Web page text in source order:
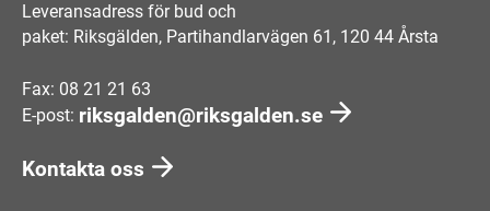
Leveransadress för bud och
paket: Riksgälden, Partihandlarvägen 61, 120 44 Årsta
Fax: 08 21 21 63
E-post: riksgalden@riksgalden.se
Kontakta oss